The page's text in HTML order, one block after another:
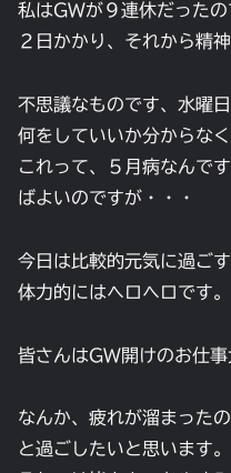
私はGWが９連休だった
２日かかり、それから精
不思議なものです、水曜
何をしていいか分からなく
これって、５月病なんで
ばよいのですが・・・
今日は比較的元気に過ご
体力的にはヘロヘロです。
皆さんはGW開けのお仕
なんか、疲れが溜まった
と過ごしたいと思います。